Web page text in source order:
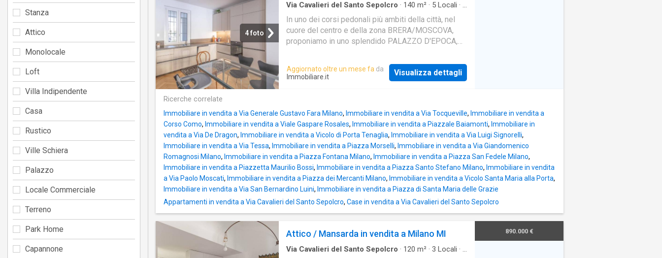
4 foto
Via Cavalieri del Santo Sepolcro · 140 m² · 5 Locali · 3
In uno dei corsi pedonali più ambiti della città, nel
cuore del centro e della zona BRERA/MOSCOVA,
proponiamo in uno splendido PALAZZO D'EPOCA,
Aggiornato oltre un mese fa da
Immobiliare.it
Visualizza dettagli
Ricerche correlate
Immobiliare in vendita a Via Generale Gustavo Fara Milano, Immobiliare in vendita a Via Tocqueville, Immobiliare in vendita a
Corso Como, Immobiliare in vendita a Viale Gaspare Rosales, Immobiliare in vendita a Piazzale Baiamonti, Immobiliare in
vendita a Via De Dragon, Immobiliare in vendita a Vicolo di Porta Tenaglia, Immobiliare in vendita a Via Luigi Signorelli,
Immobiliare in vendita a Via Tessa, Immobiliare in vendita a Piazza Morselli, Immobiliare in vendita a Via Giandomenico
Romagnosi Milano, Immobiliare in vendita a Piazza Fontana Milano, Immobiliare in vendita a Piazza San Fedele Milano,
Immobiliare in vendita a Piazzetta Maurilio Bossi, Immobiliare in vendita a Piazza Santo Stefano Milano, Immobiliare in vendita
a Via Paolo Moscati, Immobiliare in vendita a Piazza dei Mercanti Milano, Immobiliare in vendita a Vicolo Santa Maria alla Porta,
Immobiliare in vendita a Via San Bernardino Luini, Immobiliare in vendita a Piazza di Santa Maria delle Grazie
Appartamenti in vendita a Via Cavalieri del Santo Sepolcro, Case in vendita a Via Cavalieri del Santo Sepolcro
Attico / Mansarda in vendita a Milano MI
Via Cavalieri del Santo Sepolcro · 120 m² · 3 Locali · 2
890.000 €
Stanza
Attico
Monolocale
Loft
Villa Indipendente
Casa
Rustico
Ville Schiera
Palazzo
Locale Commerciale
Terreno
Park Home
Capannone